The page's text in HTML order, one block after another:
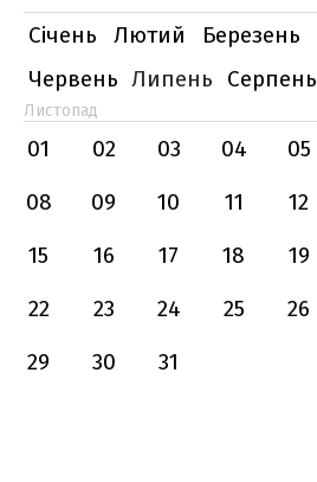
Січень
Лютий Березень
Червень Липень Серпень
Листопад
01 02 03 04 05
08
09 10 11 12
15
16 17 18 19
22
23 24 25 26
29
30 31